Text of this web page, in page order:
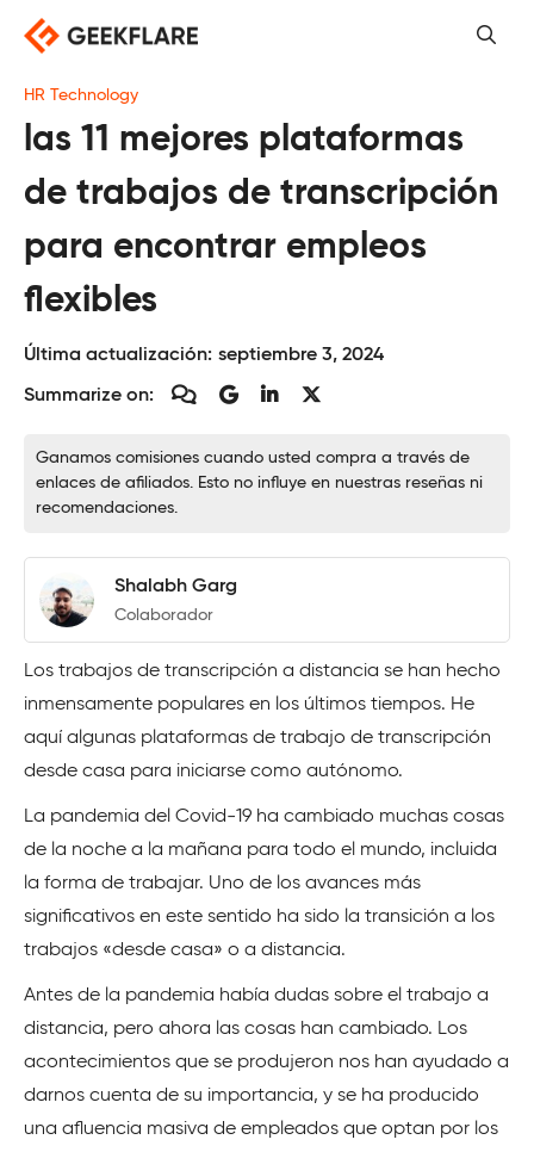
Saltar
contenido
HR Technology
las 11 mejores plataformas
de trabajos de transcripción
para encontrar empleos
flexibles
Última actualización: septiembre 3, 2024
Summarize on:
Ganamos comisiones cuando usted compra a través de
enlaces de afiliados. Esto no influye en nuestras reseñas ni
recomendaciones.
Shalabh Garg
Colaborador
Los trabajos de transcripción a distancia se han hecho
inmensamente populares en los últimos tiempos. He
aquí algunas plataformas de trabajo de transcripción
desde casa para iniciarse como autónomo.
La pandemia del Covid-19 ha cambiado muchas cosas
de la noche a la mañana para todo el mundo, incluida
la forma de trabajar. Uno de los avances más
significativos en este sentido ha sido la transición a los
trabajos «desde casa» o a distancia.
Antes de la pandemia había dudas sobre el trabajo a
distancia, pero ahora las cosas han cambiado. Los
acontecimientos que se produjeron nos han ayudado a
darnos cuenta de su importancia, y se ha producido
una afluencia masiva de empleados que optan por los